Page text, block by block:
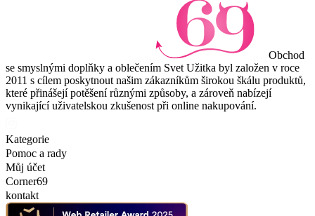
Obchod
se smyslnými doplňky a oblečením Svet Užitka byl založen v roce
2011 s cílem poskytnout našim zákazníkům širokou škálu produktů,
které přinášejí potěšení různými způsoby, a zároveň nabízejí
vynikající uživatelskou zkušenost při online nakupování.
Kategorie
Pomoc a rady
Můj účet
Corner69
kontakt